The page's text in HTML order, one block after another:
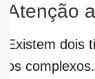
Atenção
Existem dois
os